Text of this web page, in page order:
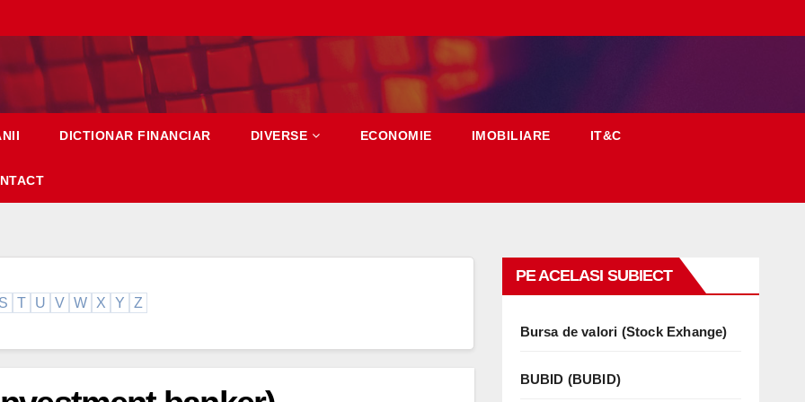
DICTIONAR FINANCIAR DIVERSE ECONOMIE IMOBILIARE IT&C
S T U V W X Y Z
PE ACELASI SUBIECT
Bursa de valori (Stock Exhange)
BUBID (BUBID)